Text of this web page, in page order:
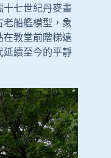
十七世紀丹麥畫
船艦模型，象
在教堂前階梯遠
延續至今的平靜